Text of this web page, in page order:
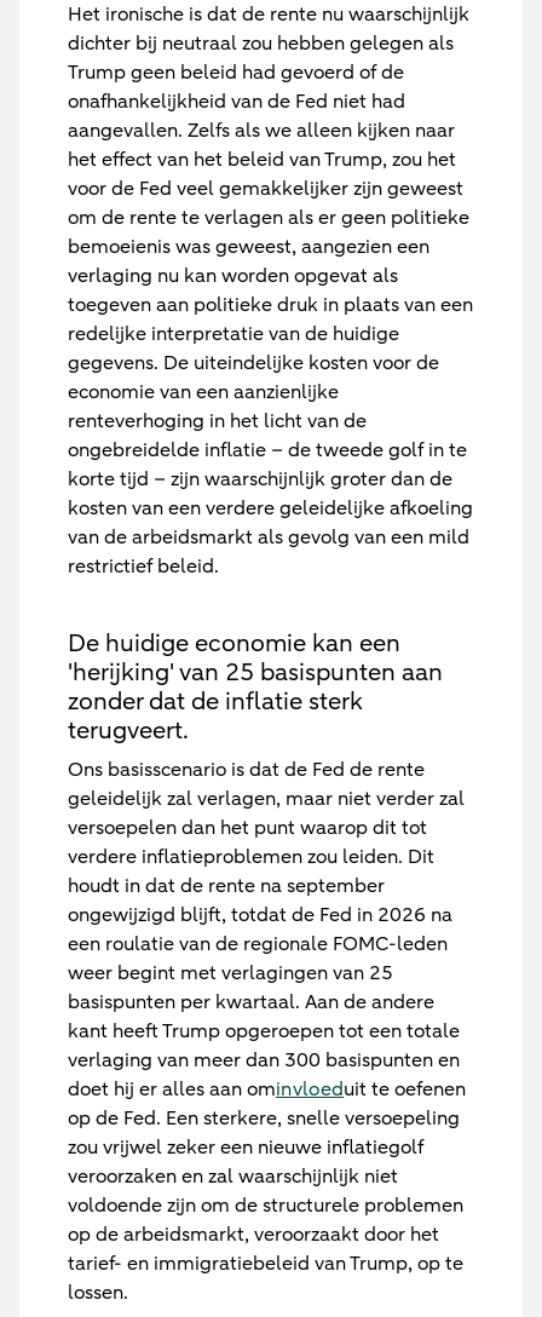
Het ironische is dat de rente nu waarschijnlijk
dichter bij neutraal zou hebben gelegen als
Trump geen beleid had gevoerd of de
onafhankelijkheid van de Fed niet had
aangevallen. Zelfs als we alleen kijken naar
het effect van het beleid van Trump, zou het
voor de Fed veel gemakkelijker zijn geweest
om de rente te verlagen als er geen politieke
bemoeienis was geweest, aangezien een
verlaging nu kan worden opgevat als
toegeven aan politieke druk in plaats van een
redelijke interpretatie van de huidige
gegevens. De uiteindelijke kosten voor de
economie van een aanzienlijke
renteverhoging in het licht van de
ongebreidelde inflatie – de tweede golf in te
korte tijd – zijn waarschijnlijk groter dan de
kosten van een verdere geleidelijke afkoeling
van de arbeidsmarkt als gevolg van een mild
restrictief beleid.
De huidige economie kan een
'herijking' van 25 basispunten aan
zonder dat de inflatie sterk
terugveert.
Ons basisscenario is dat de Fed de rente
geleidelijk zal verlagen, maar niet verder zal
versoepelen dan het punt waarop dit tot
verdere inflatieproblemen zou leiden. Dit
houdt in dat de rente na september
ongewijzigd blijft, totdat de Fed in 2026 na
een roulatie van de regionale FOMC-leden
weer begint met verlagingen van 25
basispunten per kwartaal. Aan de andere
kant heeft Trump opgeroepen tot een totale
verlaging van meer dan 300 basispunten en
doet hij er alles aan ominvloeduit te oefenen
op de Fed. Een sterkere, snelle versoepeling
zou vrijwel zeker een nieuwe inflatiegolf
veroorzaken en zal waarschijnlijk niet
voldoende zijn om de structurele problemen
op de arbeidsmarkt, veroorzaakt door het
tarief- en immigratiebeleid van Trump, op te
lossen.